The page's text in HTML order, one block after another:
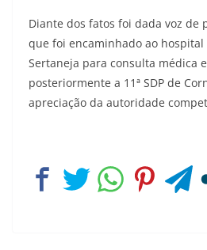
Diante dos fatos foi dada voz de
que foi encaminhado ao
Sertaneja para consulta médica
posteriormente a 11ª SDP de
apreciação da autoridade